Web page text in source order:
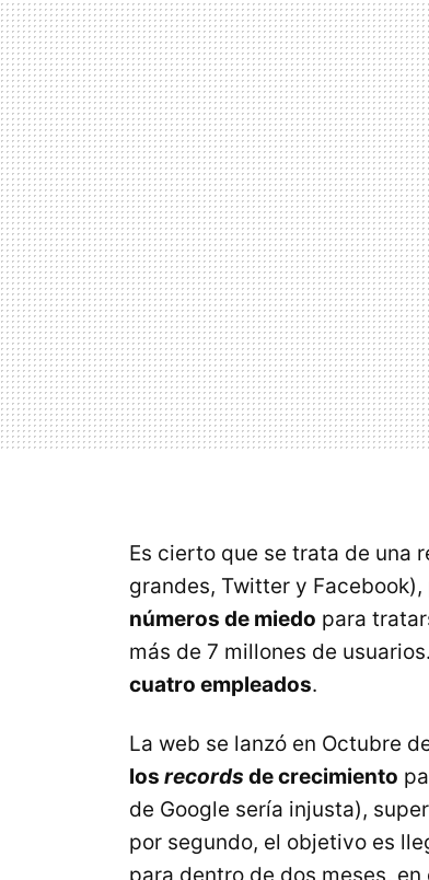
Es cierto que se trata de una
grandes, Twitter y
números de miedo para
más de 7 millones de
cuatro empleados.
La web se lanzó en Octubre
los records de crecimiento
de Google sería injusta),
por segundo, el objetivo es